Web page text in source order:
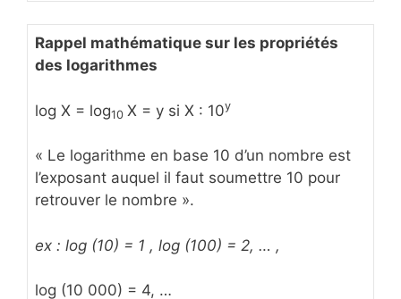
Rappel mathématique sur les propriétés
des logarithmes
log X = log10 X = y si X : 10y
« Le logarithme en base 10 d’un nombre est
l’exposant auquel il faut soumettre 10 pour
retrouver le nombre ».
ex : log (10) = 1 , log (100) = 2, … ,
log (10 000) = 4, …